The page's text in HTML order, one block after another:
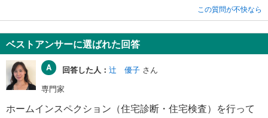
この質問が不快なら
ベストアンサーに選ばれた回答
回答した人： 辻 優子 さん
専門家
ホームインスペクション（住宅診断・住宅検査）を行って